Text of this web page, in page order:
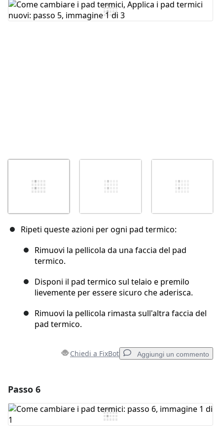
Aggiungi Commento
Ripeti queste azioni per ogni pad termico:
Rimuovi la pellicola da una faccia del pad
termico.
Disponi il pad termico sul telaio e premilo
lievemente per essere sicuro che aderisca.
Rimuovi la pellicola rimasta sull'altra faccia del
pad termico.
Chiedi a FixBot Aggiungi un commento
Aggiungi Commento
Passo 6